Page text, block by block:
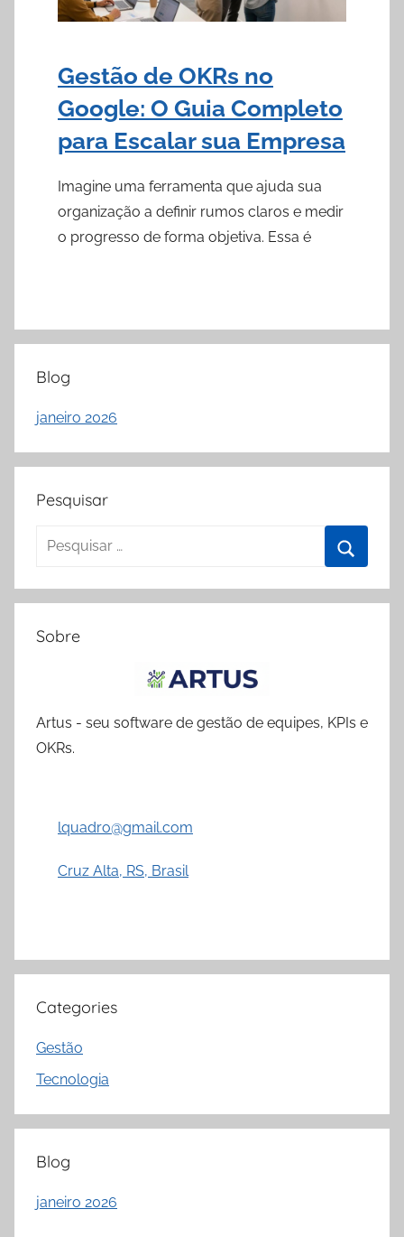
Gestão de OKRs no
Google: O Guia Completo
para Escalar sua Empresa
Imagine uma ferramenta que ajuda sua
organização a definir rumos claros e medir
o progresso de forma objetiva. Essa é
Blog
janeiro 2026
Pesquisar
Pesquisar
Sobre
Artus - seu software de gestão de equipes, KPIs e
OKRs.
lquadro@gmail.com
Cruz Alta, RS, Brasil
Categories
Gestão
Tecnologia
Blog
janeiro 2026